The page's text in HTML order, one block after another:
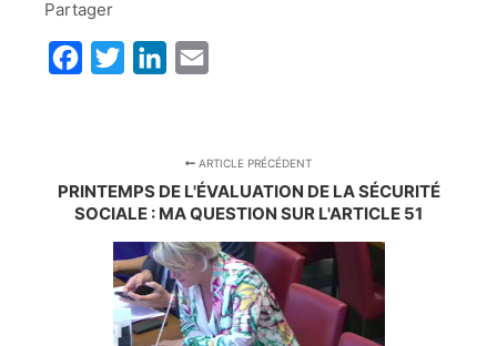
Partager
FacebookTwitterLinkedIn
ARTICLE PRÉCÉDENT
PRINTEMPS DE L'ÉVALUATION DE LA SÉCURITÉ
SOCIALE : MA QUESTION SUR L'ARTICLE 51